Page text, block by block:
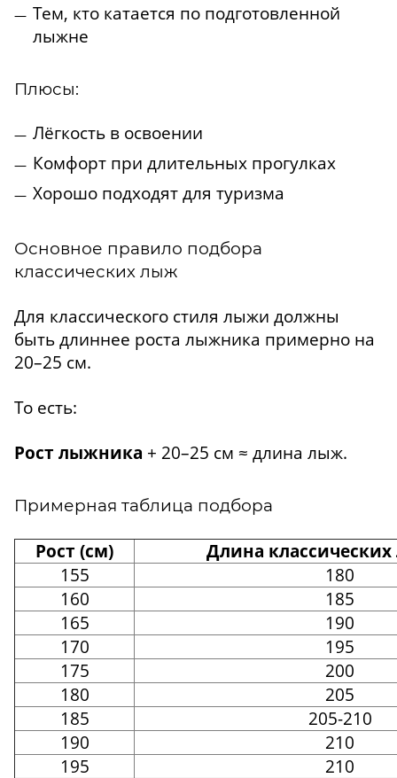
Тем, кто катается по подготовленной
лыжне
Плюсы:
Лёгкость в освоении
Комфорт при длительных прогулках
Хорошо подходят для туризма
Основное правило подбора
классических лыж
Для классического стиля лыжи должны
быть длиннее роста лыжника примерно на
20–25 см.
То есть:
Рост лыжника + 20–25 см ≈ длина лыж.
Примерная таблица подбора
Рост (см)
Длина
155
180
160
185
165
190
170
195
175
200
180
205
185
205-210
190
210
195
210